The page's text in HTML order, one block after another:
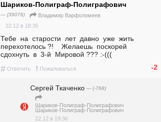
Шариков-Полиграф-Полиграфович
— (39076)
Владимир Варфоломеев
22.12 в 18:35
Тебе  на  старости  лет  давно  уже  жить
перехотелось ?!    Желаешь  поскорей
сдохнуть  в  3-й  Мировой ??? :-(((
# Ответить ! Пожаловаться -2
Сергей Ткаченко — (-768)
Шариков-Полиграф-Полиграфович
Шариков-Полиграф-Полиграфович
22.12 в 19:36